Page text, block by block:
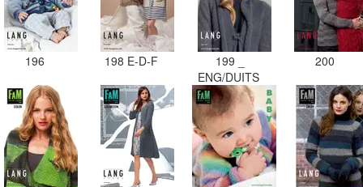
196 198 E-D-F
199 _
ENG/DUITS
200